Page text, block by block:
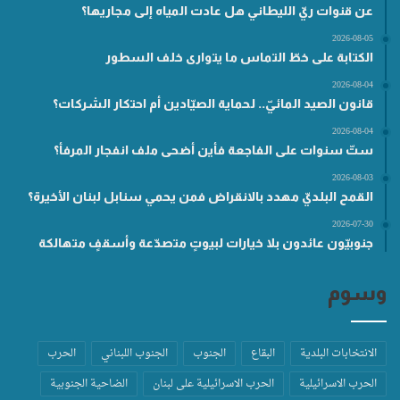
عن قنوات ريّ الليطاني هل عادت المياه إلى مجاريها؟
2026-08-05
الكتابة على خطّ التماس ما يتوارى خلف السطور
2026-08-04
قانون الصيد المائيّ.. لحماية الصيّادين أم احتكار الشركات؟
2026-08-04
ستّ سنوات على الفاجعة فأين أضحى ملف انفجار المرفأ؟
2026-08-03
القمح البلديّ مهدد بالانقراض فمن يحمي سنابل لبنان الأخيرة؟
2026-07-30
جنوبيّون عائدون بلا خيارات لبيوتٍ متصدّعة وأسقفٍ متهالكة
وسوم
الانتخابات البلدية البقاع الجنوب الجنوب اللبناني
الحرب
الحرب الاسرائيلية
الحرب الاسرائيلية على لبنان الضاحية الجنوبية